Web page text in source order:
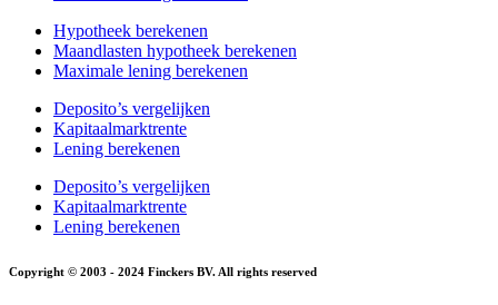
Hypotheek berekenen
Maandlasten hypotheek berekenen
Maximale lening berekenen
Deposito’s vergelijken
Kapitaalmarktrente
Lening berekenen
Deposito’s vergelijken
Kapitaalmarktrente
Lening berekenen
Copyright © 2003 - 2024 Finckers BV. All rights reserved